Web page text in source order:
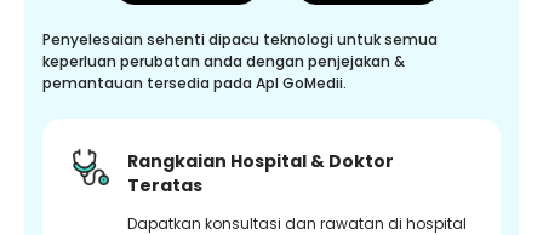
Penyelesaian sehenti dipacu teknologi untuk semua
keperluan perubatan anda dengan penjejakan &
pemantauan tersedia pada Apl GoMedii.
Rangkaian Hospital & Doktor
Teratas
Dapatkan konsultasi dan rawatan di hospital